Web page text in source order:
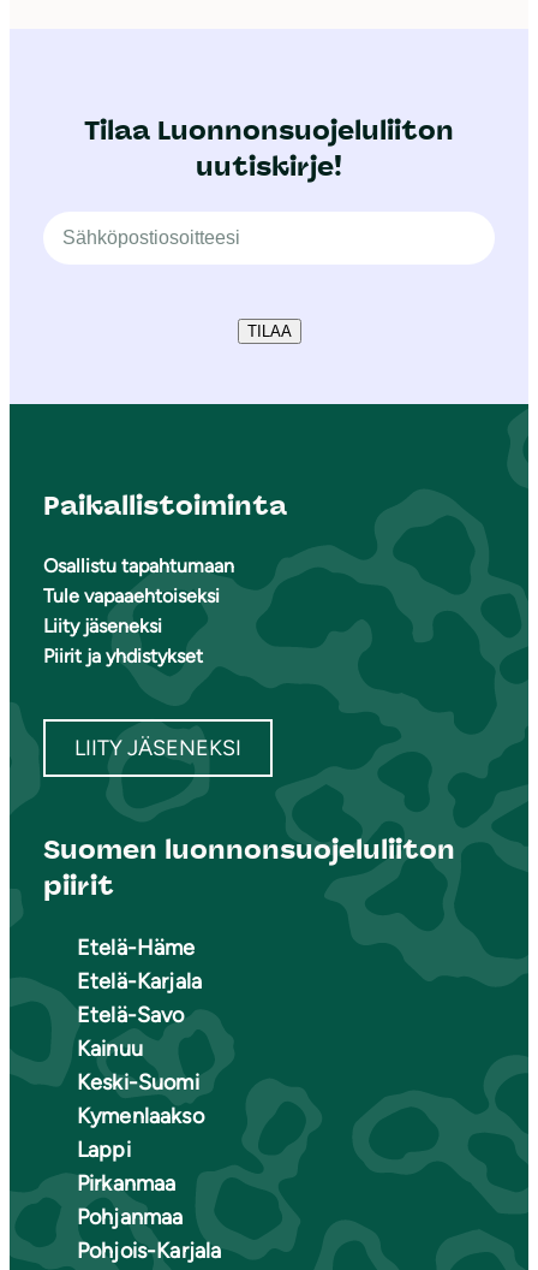
Tilaa Luonnonsuojeluliiton
uutiskirje!
TILAA
Paikallistoiminta
Osallistu tapahtumaan
Tule vapaaehtoiseksi
Liity jäseneksi
Piirit ja yhdistykset
LIITY JÄSENEKSI
Suomen luonnonsuojeluliiton
piirit
Etelä-Häme
Etelä-Karjala
Etelä-Savo
Kainuu
Keski-Suomi
Kymenlaakso
Lappi
Pirkanmaa
Pohjanmaa
Pohjois-Karjala